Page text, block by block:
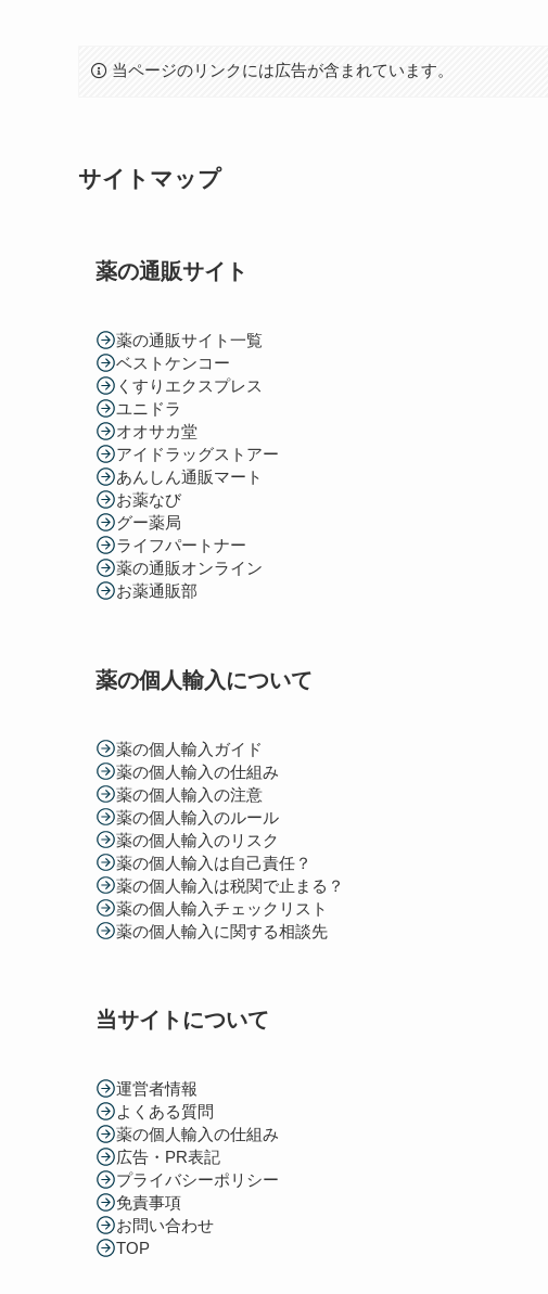
当ページのリンクには広告が含まれています。
サイトマップ
薬の通販サイト
薬の通販サイト一覧
ベストケンコー
くすりエクスプレス
ユニドラ
オオサカ堂
アイドラッグストアー
あんしん通販マート
お薬なび
グー薬局
ライフパートナー
薬の通販オンライン
お薬通販部
薬の個人輸入について
薬の個人輸入ガイド
薬の個人輸入の仕組み
薬の個人輸入の注意
薬の個人輸入のルール
薬の個人輸入のリスク
薬の個人輸入は自己責任？
薬の個人輸入は税関で止まる？
薬の個人輸入チェックリスト
薬の個人輸入に関する相談先
当サイトについて
運営者情報
よくある質問
薬の個人輸入の仕組み
広告・PR表記
プライバシーポリシー
免責事項
お問い合わせ
TOP